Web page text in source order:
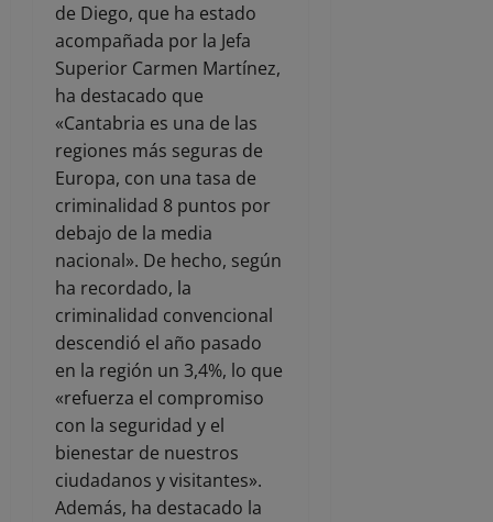
de Diego, que ha estado
acompañada por la Jefa
Superior Carmen Martínez,
ha destacado que
«Cantabria es una de las
regiones más seguras de
Europa, con una tasa de
criminalidad 8 puntos por
debajo de la media
nacional». De hecho, según
ha recordado, la
criminalidad convencional
descendió el año pasado
en la región un 3,4%, lo que
«refuerza el compromiso
con la seguridad y el
bienestar de nuestros
ciudadanos y visitantes».
Además, ha destacado la